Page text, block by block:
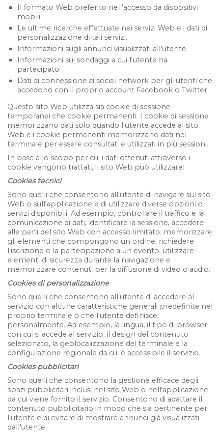
Il formato Web preferito nell'accesso da dispositivi
mobili.
Le ultime ricerche effettuate nei servizi Web e i dati di
personalizzazione di tali servizi.
Informazioni sugli annunci visualizzati all'utente.
Informazioni sui sondaggi a cui l'utente ha
partecipato.
Dati di connessione ai social network per gli utenti che
accedono con il proprio account Facebook o Twitter.
Questo sito Web utilizza sia cookie di sessione
temporanei che cookie permanenti. I cookie di sessione
memorizzano dati solo quando l'utente accede al sito
Web e i cookie permanenti memorizzano dati nel
terminale per essere consultati e utilizzati in più sessioni.
In base allo scopo per cui i dati ottenuti attraverso i
cookie vengono trattati, il sito Web può utilizzare:
Cookies tecnici
Sono quelli che consentono all'utente di navigare sul sito
Web o sull'applicazione e di utilizzare diverse opzioni o
servizi disponibili. Ad esempio, controllare il traffico e la
comunicazione di dati, identificare la sessione, accedere
alle parti del sito Web con accesso limitato, memorizzare
gli elementi che compongono un ordine, richiedere
l'iscrizione o la partecipazione a un evento, utilizzare
elementi di sicurezza durante la navigazione e
memorizzare contenuti per la diffusione di video o audio.
Cookies di personalizzazione
Sono quelli che consentono all'utente di accedere al
servizio con alcune caratteristiche generali predefinite nel
proprio terminale o che l'utente definisce
personalmente. Ad esempio, la lingua, il tipo di browser
con cui si accede al servizio, il design del contenuto
selezionato, la geolocalizzazione del terminale e la
configurazione regionale da cui è accessibile il servizio.
Cookies pubblicitari
Sono quelli che consentono la gestione efficace degli
spazi pubblicitari inclusi nel sito Web o nell'applicazione
da cui viene fornito il servizio. Consentono di adattare il
contenuto pubblicitario in modo che sia pertinente per
l'utente e di evitare di mostrare annunci già visualizzati
dall'utente.